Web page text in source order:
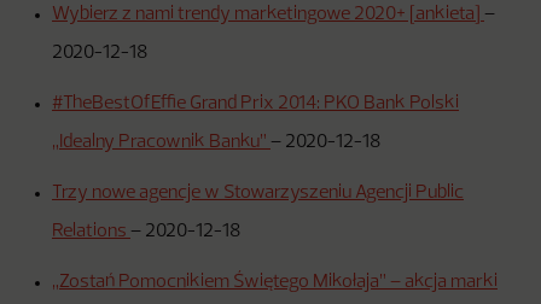
Wybierz z nami trendy marketingowe 2020+ [ankieta] –
2020-12-18
#TheBestOfEffie Grand Prix 2014: PKO Bank Polski
„Idealny Pracownik Banku” – 2020-12-18
Trzy nowe agencje w Stowarzyszeniu Agencji Public
Relations – 2020-12-18
„Zostań Pomocnikiem Świętego Mikołaja” – akcja marki